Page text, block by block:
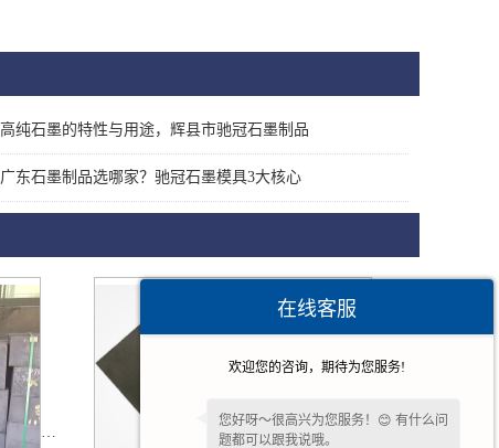
高纯石墨的特性与用途，辉县市驰冠石墨制品
广东石墨制品选哪家？驰冠石墨模具3大核心
在线客服
欢迎您的咨询，期待为您服务!
您好呀～很高兴为您服务！😊 有什么问
题都可以跟我说哦。